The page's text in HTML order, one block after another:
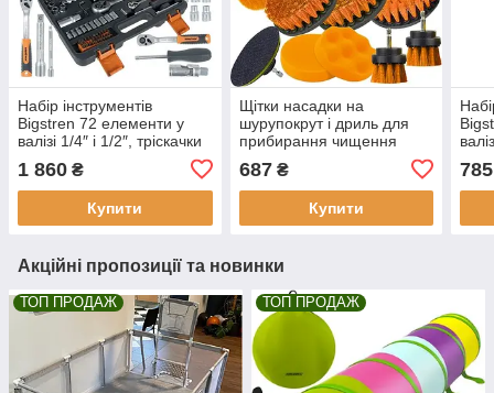
Набір інструментів
Bigstren 72 елементи у
валізі 1/4″ і 1/2″, тріскачки
1 860 ₴
Купити
Щітки насадки на
шурупокрут і дриль для
прибирання чищення
автомобіля Bigstren 21802
687₴
Купити
785
Акційні пропозиції та новинки
ТОП ПРОДАЖ ТОП ПРОДАЖ